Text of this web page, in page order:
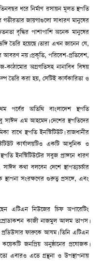
ধরে নির্মাণ রসায়ন মূলত স্থপতি
গভীরতার জায়গাগুলো সাধারণ মানুষের
বৃদ্ধির পাশাপাশি অনেক মানুষের
তৈরি হয়েছে। তারা এখন জানেন যে,
আবরণ নয়। প্রকৃতি, পরিবেশ-প্রতিবেশ,
কাঠামোর অগ্রগতিসহ নানাবিধ বিষয়
তৈরি করা হয়, সেটিই কার্যকারিতা ও
পর্বের অতিথি বাংলাদেশ স্থপতি
সাঈদ এম আহমেদ। দেশের স্থপতিদের
রাখে স্থপতি ইনস্টিটিউট। রাজধানীর
কার্যালয়টিও একটি আধুনিক ও
ইনস্টিটিউটের সবুজ প্রাঙ্গনে ধারণ
কথা বলবেন দেশে স্থাপত্যচর্চার
স্থাপনা সংরক্ষণের গুরুত্ব প্রসঙ্গে, এবং
এটিএন নিউজের চিফ অপারেটিং
কাজী নাজমুল আলম তাপস।
প্রডিউসার ফারুকে আযম। তিনি এটিএন
জনপ্রিয় অনুষ্ঠানের প্রযোজক।
এবারও এতে গ্রন্থনা ও উপস্থাপনায়